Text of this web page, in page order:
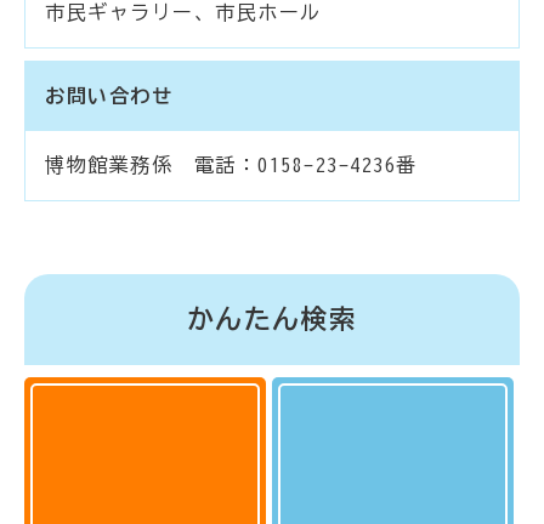
市民ギャラリー、市民ホール
お問い合わせ
博物館業務係 電話：0158-23-4236番
かんたん検索